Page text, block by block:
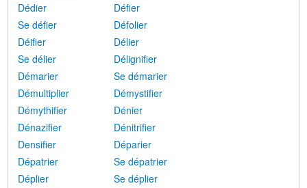
Dédier
Défier
Se défier
Défolier
Déifier
Délier
Se délier
Délignifier
Démarier
Se démarier
Démultiplier
Démystifier
Démythifier
Dénier
Dénazifier
Dénitrifier
Densifier
Déparier
Dépatrier
Se dépatrier
Déplier
Se déplier